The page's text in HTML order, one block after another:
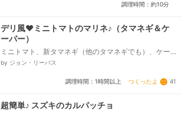
調理時間：約10分
デリ風❤ミニトマトのマリネ♪（タマネギ＆ケ
ーパー）
ミニトマト、新タマネギ（他のタマネギでも）、ケー
パー、☆以下、マリネ液、米酢、オリーブ油、塩、砂
by ジョン・リーバス
調理時間：1時間以上 つくったよ 41
超簡単♪ スズキのカルパッチョ